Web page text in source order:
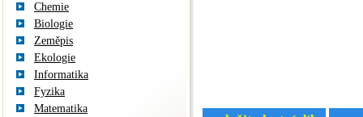
Chemie
Biologie
Zeměpis
Ekologie
Informatika
Fyzika
Matematika